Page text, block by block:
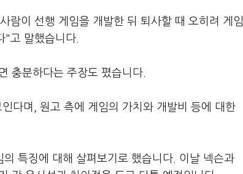
람이 선행 게임을 개발한 뒤 퇴사할 때 오히려 게임
"고 말했습니다.
충분하다는 주장도 폈습니다.
다며, 원고 측에 게임의 가치와 개발비 등에 대한
특징에 대해 살펴보기로 했습니다. 이날 넥슨과